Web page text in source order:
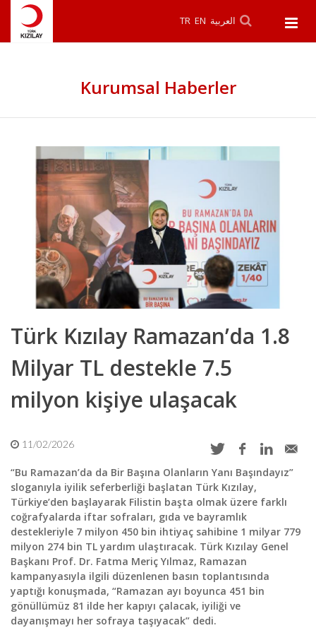
TR EN العربية
Kurumsal Haberler
Türk Kızılay Ramazan’da 1.8
Milyar TL destekle 7.5
milyon kişiye ulaşacak
11/02/2026
“Bu Ramazan’da da Bir Başına Olanların Yanı Başındayız”
sloganıyla iyilik seferberliği başlatan Türk Kızılay,
Türkiye’den başlayarak Filistin başta olmak üzere farklı
coğrafyalarda iftar sofraları, gıda ve bayramlık
destekleriyle 7 milyon 450 bin ihtiyaç sahibine 1 milyar 779
milyon 274 bin TL yardım ulaştıracak. Türk Kızılay Genel
Başkanı Prof. Dr. Fatma Meriç Yılmaz, Ramazan
kampanyasıyla ilgili düzenlenen basın toplantısında
yaptığı konuşmada, “Ramazan ayı boyunca 451 bin
gönüllümüz 81 ilde her kapıyı çalacak, iyiliği ve
dayanışmayı her sofraya taşıyacak” dedi.